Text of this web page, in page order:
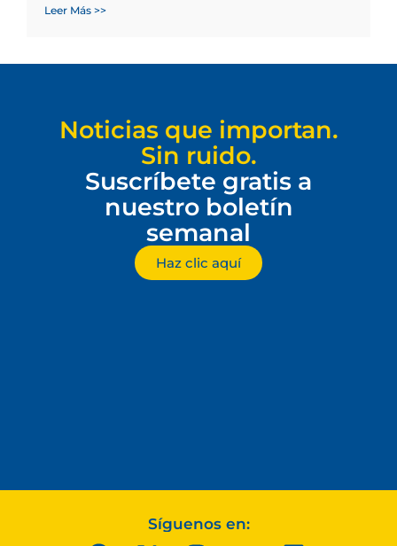
Leer Más >>
Noticias que importan.
Sin ruido.
Suscríbete gratis a
nuestro boletín
semanal
Haz clic aquí
Síguenos en: